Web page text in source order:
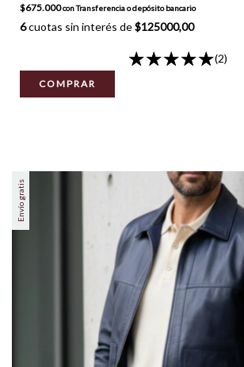
$675.000conTransferencia o depósito bancario
6cuotas sin interés de$125000,00
(2)
COMPRAR
Envío gratis